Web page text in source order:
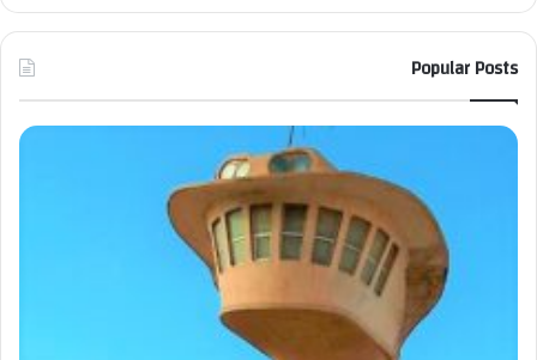
Popular Posts